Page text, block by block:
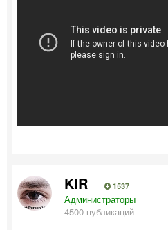
KIR 1537
Администраторы
4500 публикаций